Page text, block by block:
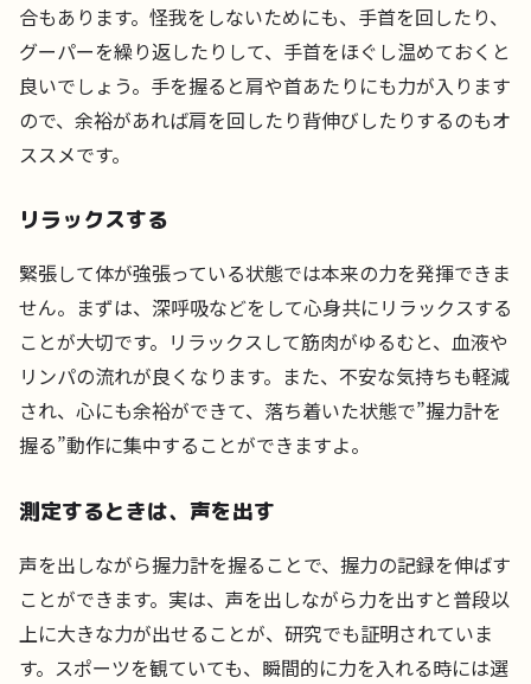
合もあります。怪我をしないためにも、手首を回したり、
グーパーを繰り返したりして、手首をほぐし温めておくと
良いでしょう。手を握ると肩や首あたりにも力が入ります
ので、余裕があれば肩を回したり背伸びしたりするのもオ
ススメです。
リラックスする
緊張して体が強張っている状態では本来の力を発揮できま
せん。まずは、深呼吸などをして心身共にリラックスする
ことが大切です。リラックスして筋肉がゆるむと、血液や
リンパの流れが良くなります。また、不安な気持ちも軽減
され、心にも余裕ができて、落ち着いた状態で”握力計を
握る”動作に集中することができますよ。
測定するときは、声を出す
声を出しながら握力計を握ることで、握力の記録を伸ばす
ことができます。実は、声を出しながら力を出すと普段以
上に大きな力が出せることが、研究でも証明されていま
す。スポーツを観ていても、瞬間的に力を入れる時には選